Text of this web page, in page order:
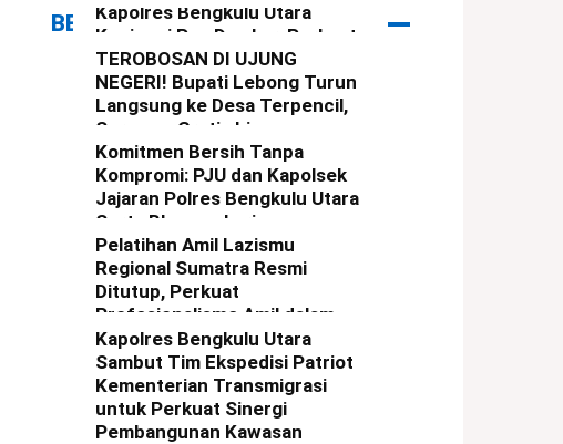
BERITA PILIHAN
Kapolres Bengkulu Utara
Kunjungi Pos Damkar, Perkuat
Sinergi Cegah Karhutla
redaksi - 6 Agustus 2026
TEROBOSAN DI UJUNG
NEGERI! Bupati Lebong Turun
Langsung ke Desa Terpencil,
Seragam Gratis hingga
Sunatan Massal Digelar
redaksi - 9 Agustus 2026
Komitmen Bersih Tanpa
Kompromi: PJU dan Kapolsek
Jajaran Polres Bengkulu Utara
Serta Bhayangkari
Tandatangani Pakta Integritas
redaksi - 4 Agustus 2026
Pelatihan Amil Lazismu
Regional Sumatra Resmi
Ditutup, Perkuat
Profesionalisme Amil dalam
Mengelola Zakat
redaksi - 3 Agustus 2026
Kapolres Bengkulu Utara
Sambut Tim Ekspedisi Patriot
Kementerian Transmigrasi
untuk Perkuat Sinergi
Pembangunan Kawasan